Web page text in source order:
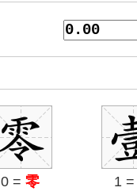
0 =零 1 =